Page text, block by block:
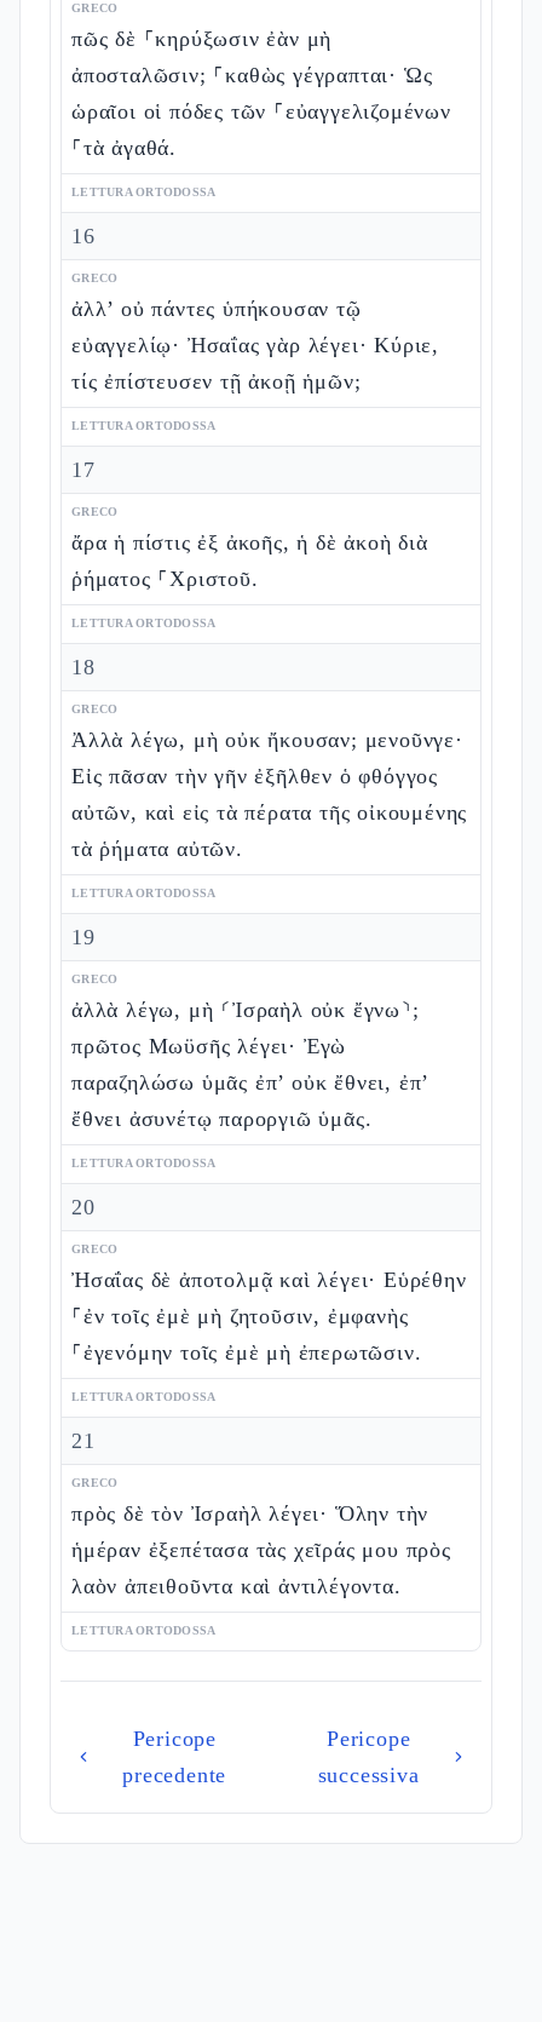
GRECO
πῶς δὲ ⸀κηρύξωσιν ἐὰν μὴ
ἀποσταλῶσιν; ⸀καθὼς γέγραπται· Ὡς
ὡραῖοι οἱ πόδες τῶν ⸀εὐαγγελιζομένων
⸀τὰ ἀγαθά.
LETTURA ORTODOSSA
16
GRECO
ἀλλ’ οὐ πάντες ὑπήκουσαν τῷ
εὐαγγελίῳ· Ἠσαΐας γὰρ λέγει· Κύριε,
τίς ἐπίστευσεν τῇ ἀκοῇ ἡμῶν;
LETTURA ORTODOSSA
17
GRECO
ἄρα ἡ πίστις ἐξ ἀκοῆς, ἡ δὲ ἀκοὴ διὰ
ῥήματος ⸀Χριστοῦ.
LETTURA ORTODOSSA
18
GRECO
Ἀλλὰ λέγω, μὴ οὐκ ἤκουσαν; μενοῦνγε·
Εἰς πᾶσαν τὴν γῆν ἐξῆλθεν ὁ φθόγγος
αὐτῶν, καὶ εἰς τὰ πέρατα τῆς οἰκουμένης
τὰ ῥήματα αὐτῶν.
LETTURA ORTODOSSA
19
GRECO
ἀλλὰ λέγω, μὴ ⸂Ἰσραὴλ οὐκ ἔγνω⸃;
πρῶτος Μωϋσῆς λέγει· Ἐγὼ
παραζηλώσω ὑμᾶς ἐπ’ οὐκ ἔθνει, ἐπ’
ἔθνει ἀσυνέτῳ παροργιῶ ὑμᾶς.
LETTURA ORTODOSSA
20
GRECO
Ἠσαΐας δὲ ἀποτολμᾷ καὶ λέγει· Εὑρέθην
⸀ἐν τοῖς ἐμὲ μὴ ζητοῦσιν, ἐμφανὴς
⸀ἐγενόμην τοῖς ἐμὲ μὴ ἐπερωτῶσιν.
LETTURA ORTODOSSA
21
GRECO
πρὸς δὲ τὸν Ἰσραὴλ λέγει· Ὅλην τὴν
ἡμέραν ἐξεπέτασα τὰς χεῖράς μου πρὸς
λαὸν ἀπειθοῦντα καὶ ἀντιλέγοντα.
LETTURA ORTODOSSA
Pericope
precedente
Pericope
successiva